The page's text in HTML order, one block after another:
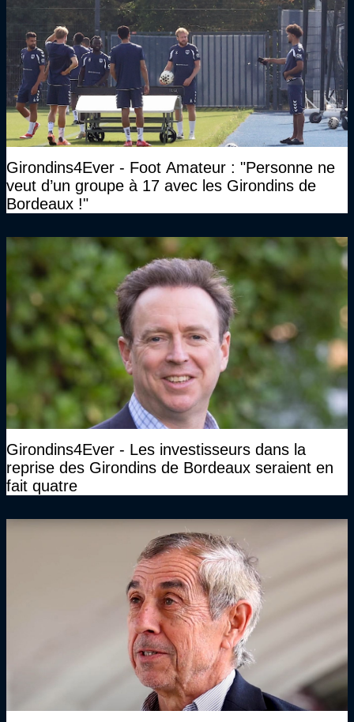
Girondins4Ever - Foot Amateur : "Personne ne
veut d’un groupe à 17 avec les Girondins de
Bordeaux !"
Girondins4Ever - Les investisseurs dans la
reprise des Girondins de Bordeaux seraient en
fait quatre